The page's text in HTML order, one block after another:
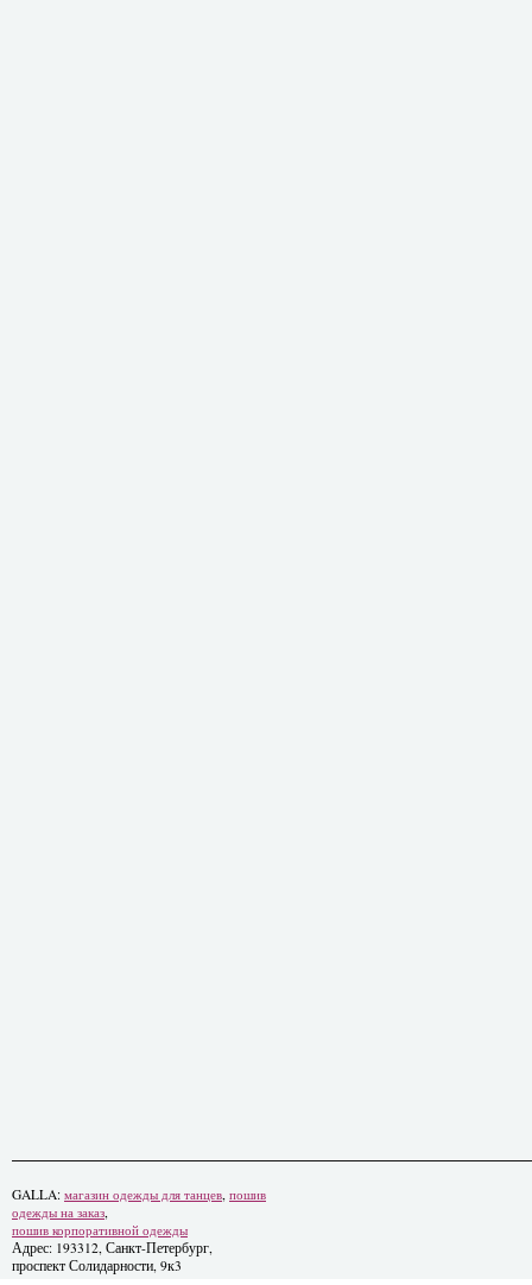
GALLA: магазин одежды для танцев, пошив
одежды на заказ,
пошив корпоративной одежды
Адрес: 193312, Санкт-Петербург,
проспект Солидарности, 9к3